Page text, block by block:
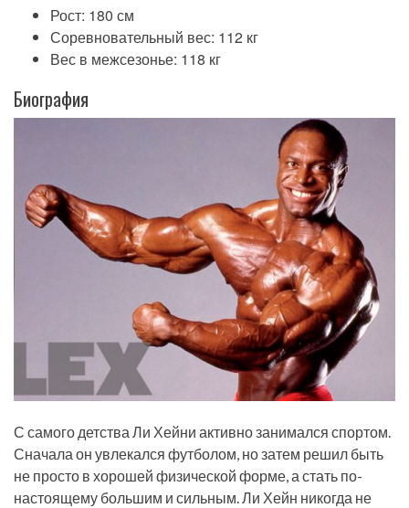
Рост: 180 см
Соревновательный вес: 112 кг
Вес в межсезонье: 118 кг
Биография
С самого детства Ли Хейни активно занимался спортом.
Сначала он увлекался футболом, но затем решил быть
не просто в хорошей физической форме, а стать по-
настоящему большим и сильным. Ли Хейн никогда не